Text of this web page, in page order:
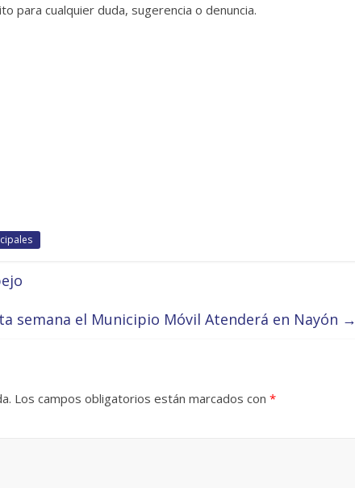
para cualquier duda, sugerencia o denuncia.
semana el Municipio Móvil Atenderá en Nayón →
Los campos obligatorios están marcados con *